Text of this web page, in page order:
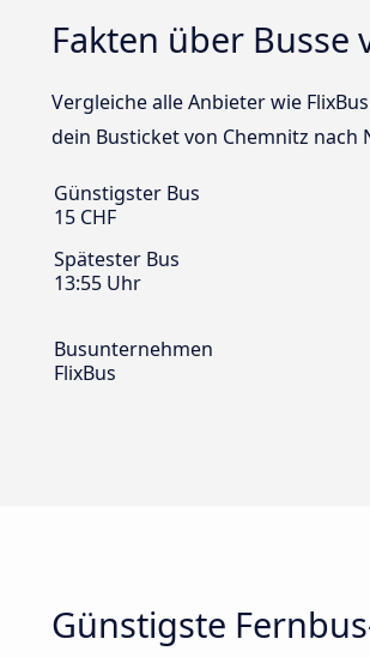
Fakten über
Vergleiche alle Anbieter wie
dein Busticket von Chemnitz nach
Günstigster Bus
15 CHF
Spätester Bus
13:55 Uhr
Busunternehmen
FlixBus
Günstigste